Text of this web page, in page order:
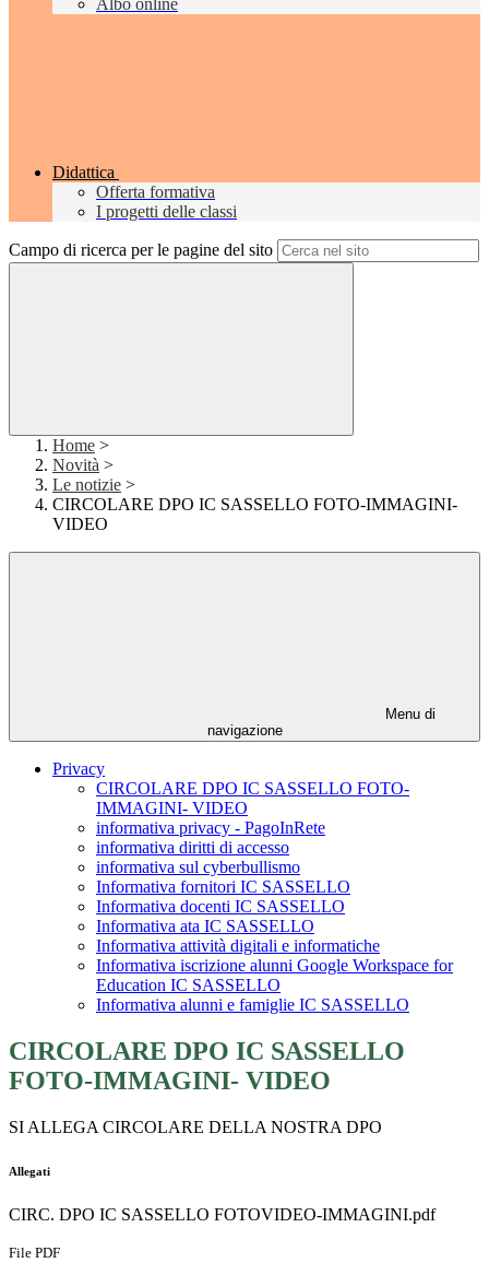
Albo online
Didattica
Offerta formativa
I progetti delle classi
Campo di ricerca per le pagine del sito
Home >
Novità >
Le notizie >
CIRCOLARE DPO IC SASSELLO FOTO-IMMAGINI-
VIDEO
Menu di
navigazione
Privacy
CIRCOLARE DPO IC SASSELLO FOTO-
IMMAGINI- VIDEO
informativa privacy - PagoInRete
informativa diritti di accesso
informativa sul cyberbullismo
Informativa fornitori IC SASSELLO
Informativa docenti IC SASSELLO
Informativa ata IC SASSELLO
Informativa attività digitali e informatiche
Informativa iscrizione alunni Google Workspace for
Education IC SASSELLO
Informativa alunni e famiglie IC SASSELLO
CIRCOLARE DPO IC SASSELLO
FOTO-IMMAGINI- VIDEO
SI ALLEGA CIRCOLARE DELLA NOSTRA DPO
Allegati
CIRC. DPO IC SASSELLO FOTOVIDEO-IMMAGINI.pdf
File PDF